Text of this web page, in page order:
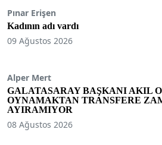
Pınar Erişen
Kadının adı vardı
09 Ağustos 2026
Alper Mert
GALATASARAY BAŞKANI AKIL
OYNAMAKTAN TRANSFERE
AYIRAMIYOR
08 Ağustos 2026